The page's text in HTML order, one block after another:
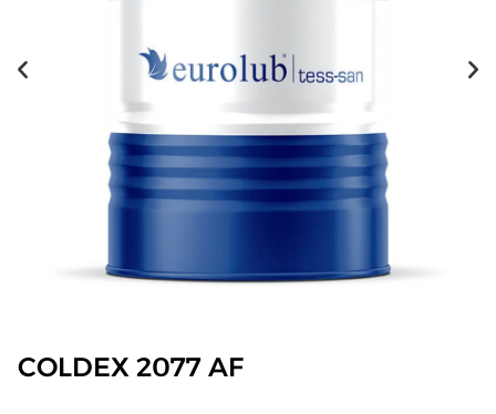
COLDEX 2077 AF